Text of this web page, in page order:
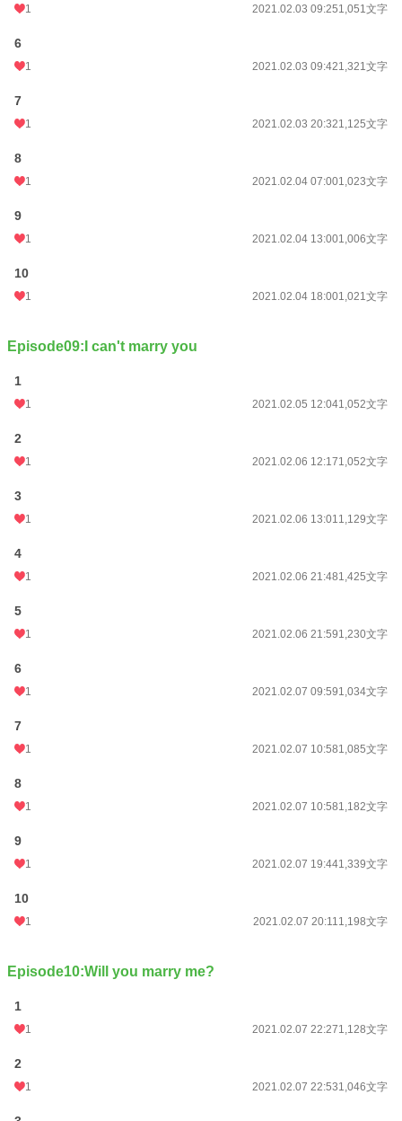
1 2021.02.03 09:251,051文字
6
1 2021.02.03 09:421,321文字
7
1 2021.02.03 20:321,125文字
8
1 2021.02.04 07:001,023文字
9
1 2021.02.04 13:001,006文字
10
1 2021.02.04 18:001,021文字
Episode09:I can't marry you
1
1 2021.02.05 12:041,052文字
2
1 2021.02.06 12:171,052文字
3
1 2021.02.06 13:011,129文字
4
1 2021.02.06 21:481,425文字
5
1 2021.02.06 21:591,230文字
6
1 2021.02.07 09:591,034文字
7
1 2021.02.07 10:581,085文字
8
1 2021.02.07 10:581,182文字
9
1 2021.02.07 19:441,339文字
10
1 2021.02.07 20:111,198文字
Episode10:Will you marry me?
1
1 2021.02.07 22:271,128文字
2
1 2021.02.07 22:531,046文字